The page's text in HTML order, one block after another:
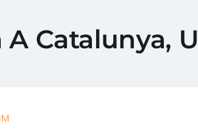
A Catalunya,